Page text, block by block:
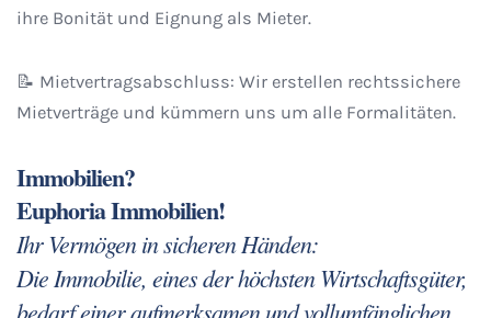
ihre Bonität und Eignung als Mieter.
📝 Mietvertragsabschluss: Wir erstellen rechtssichere
Mietverträge und kümmern uns um alle Formalitäten.
Immobilien?
Euphoria Immobilien!
Ihr Vermögen in sicheren Händen:
Die Immobilie, eines der höchsten Wirtschaftsgüter,